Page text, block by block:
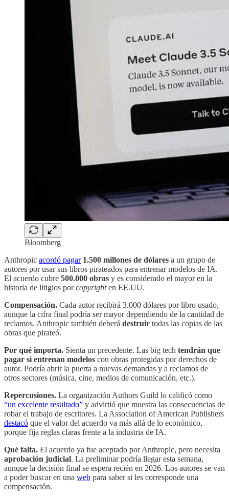
Bloomberg
Anthropic acordó pagar 1.500 millones de dólares a un grupo de
autores por usar sus libros pirateados para entrenar modelos de IA.
El acuerdo cubre 500.000 obras y es considerado el mayor en la
historia de litigios porcopyrighten EE.UU.
Compensación. Cada autor recibirá 3.000 dólares por libro usado,
aunque la cifra final podría ser mayor dependiendo de la cantidad de
reclamos. Anthropic también deberá destruir todas las copias de las
obras que pirateó.
Por qué importa. Sienta un precedente. Las big tech tendrán que
pagar si entrenan modelos con obras protegidas por derechos de
autor. Podría abrir la puerta a nuevas demandas y a reclamos de
otros sectores (música, cine, medios de comunicación, etc.).
Repercusiones. La organización Authors Guild lo calificó como
“un excelente resultado” y advirtió que muestra las consecuencias de
robar el trabajo de escritores. La Association of American Publishers
destacó que el valor del acuerdo va más allá de lo económico,
porque fija reglas claras frente a la industria de IA.
Qué falta. El acuerdo ya fue aceptado por Anthropic, pero necesita
aprobación judicial. La preliminar podría llegar esta semana,
aunque la decisión final se espera recién en 2026. Los autores se van
a poder buscar en una web para saber si les corresponde una
compensación.